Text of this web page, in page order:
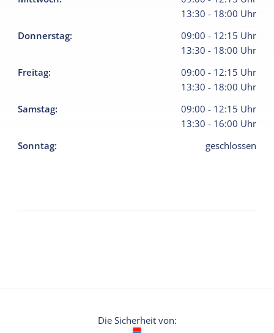
13:30 - 18:00 Uhr
Donnerstag: 09:00 - 12:15 Uhr
13:30 - 18:00 Uhr
Freitag: 09:00 - 12:15 Uhr
13:30 - 18:00 Uhr
Samstag: 09:00 - 12:15 Uhr
13:30 - 16:00 Uhr
Sonntag: geschlossen
Die Sicherheit von: